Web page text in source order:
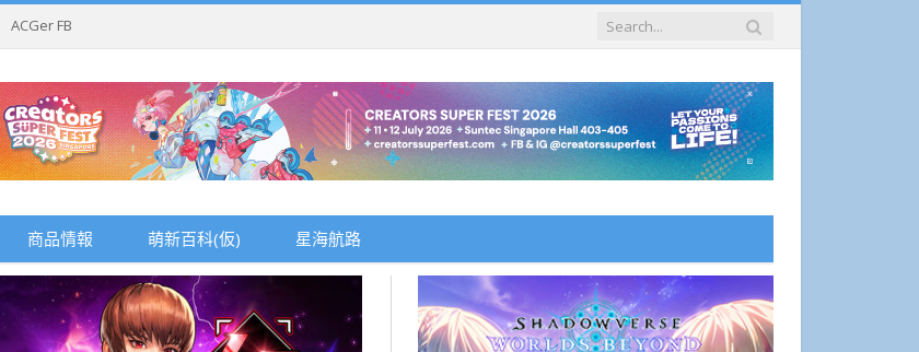
ACGer FB
商品情報 萌新百科(仮) 星海航路